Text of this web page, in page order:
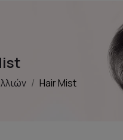
Hair Mist